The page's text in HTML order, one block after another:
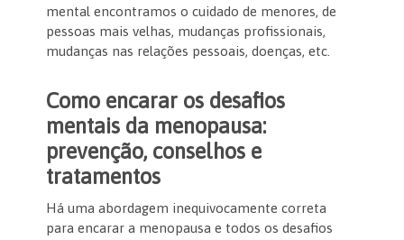
mental encontramos o cuidado de menores, de
pessoas mais velhas, mudanças profissionais,
mudanças nas relações pessoais, doenças, etc.
Como encarar os desafios
mentais da menopausa:
prevenção, conselhos e
tratamentos
Há uma abordagem inequivocamente correta
para encarar a menopausa e todos os desafios